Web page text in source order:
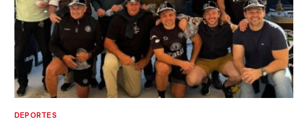
DEPORTES